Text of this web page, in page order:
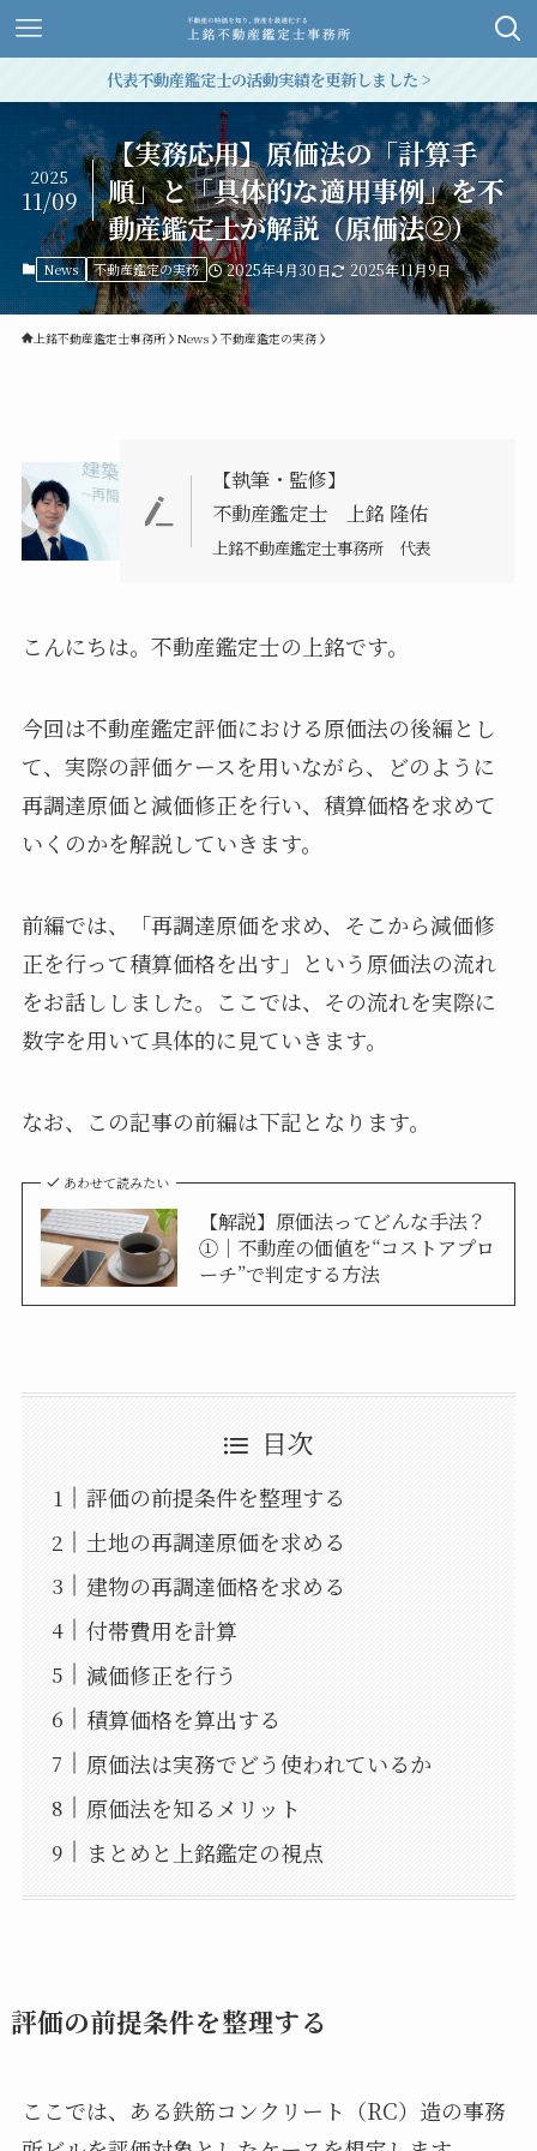
代表不動産鑑定士の活動実績を更新しました >
【実務応用】原価法の「計算手
順」と「具体的な適用事例」を不
動産鑑定士が解説（原価法②）
2025
11/09
News 不動産鑑定の実務 2025年4月30日 2025年11月9日
上銘不動産鑑定士事務所 News 不動産鑑定の実務
【執筆・監修】
不動産鑑定士 上銘 隆佑
上銘不動産鑑定士事務所 代表
こんにちは。不動産鑑定士の上銘です。
今回は不動産鑑定評価における原価法の後編とし
て、実際の評価ケースを用いながら、どのように
再調達原価と減価修正を行い、積算価格を求めて
いくのかを解説していきます。
前編では、「再調達原価を求め、そこから減価修
正を行って積算価格を出す」という原価法の流れ
をお話ししました。ここでは、その流れを実際に
数字を用いて具体的に見ていきます。
なお、この記事の前編は下記となります。
あわせて読みたい
【解説】原価法ってどんな手法？
①│不動産の価値を“コストアプロ
ーチ”で判定する方法
目次
評価の前提条件を整理する
土地の再調達原価を求める
建物の再調達価格を求める
付帯費用を計算
減価修正を行う
積算価格を算出する
原価法は実務でどう使われているか
原価法を知るメリット
まとめと上銘鑑定の視点
評価の前提条件を整理する
ここでは、ある鉄筋コンクリート（RC）造の事務